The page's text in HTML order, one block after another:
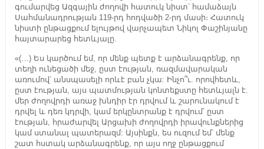
գումարվեց Ազգային ժողովի հատուկ նիստ՝ համաձայն
Սահմանադրության 119-րդ հոդվածի 2-րդ մասի։ Հատուկ
նիստի ընթացքում ելույթով վարչապետ Նիկոլ Փաշինյանը
հայտարարեց հետևյալը.
«(…) Ես կարծում եմ, որ մենք պետք է արձանագրենք, որ
տեղի ունեցածի մեջ, ըստ էության, ռազմավարական
առումով՝ անսպասելի որևէ բան չկա: Ինչո՞ւ. որովհետև,
ըստ էության, այս պատմության կոնտեքստը հետևյալն է.
մեր ժողովրդի առաջ խնդիր էր դրվում և շարունակում է
դրվել և դեռ կդրվի, կամ երկընտրանք է դրվում՝ ըստ
էության, հրաժարվել Արցախի ժողովրդի իրավունքներից
կամ ստանալ պատերազմ: Այսինքն, ես ուզում եմ՝ մենք
շատ հստակ արձանագրենք, որ այս ողջ ընթացքում